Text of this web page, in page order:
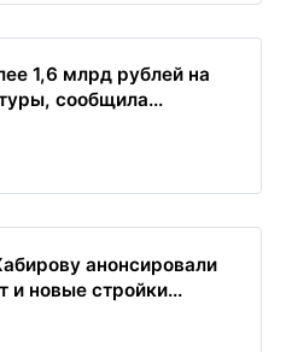
1,6 млрд рублей на
сообщила...
анонсировали
и новые стройки...